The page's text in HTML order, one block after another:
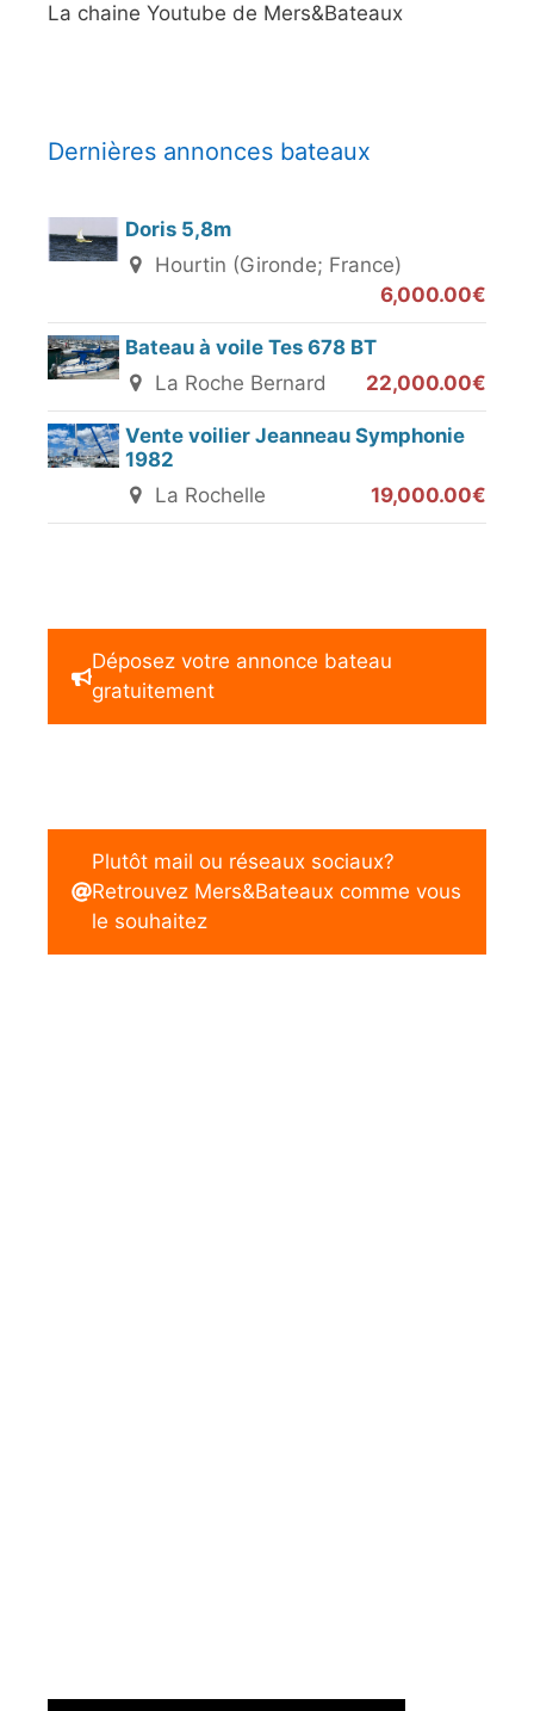
La chaine Youtube de Mers&Bateaux
Dernières annonces bateaux
Doris 5,8m
Hourtin (Gironde; France)
6,000.00€
Bateau à voile Tes 678 BT
La Roche Bernard
22,000.00€
Vente voilier Jeanneau Symphonie
1982
La Rochelle
19,000.00€
Déposez votre annonce bateau
gratuitement
Plutôt mail ou réseaux sociaux?
Retrouvez Mers&Bateaux comme vous
le souhaitez